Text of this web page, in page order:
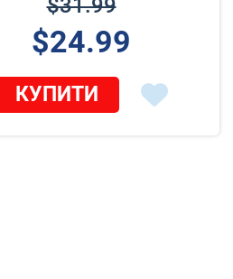
$31.99
$24.99
КУПИТИ